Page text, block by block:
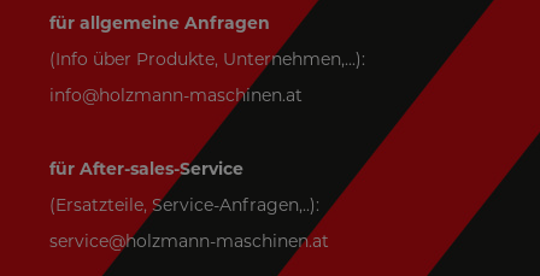
für allgemeine Anfragen
(Info über Produkte, Unternehmen,...):
info@holzmann-maschinen.at
für After-sales-Service
(Ersatzteile, Service-Anfragen,..):
service@holzmann-maschinen.at